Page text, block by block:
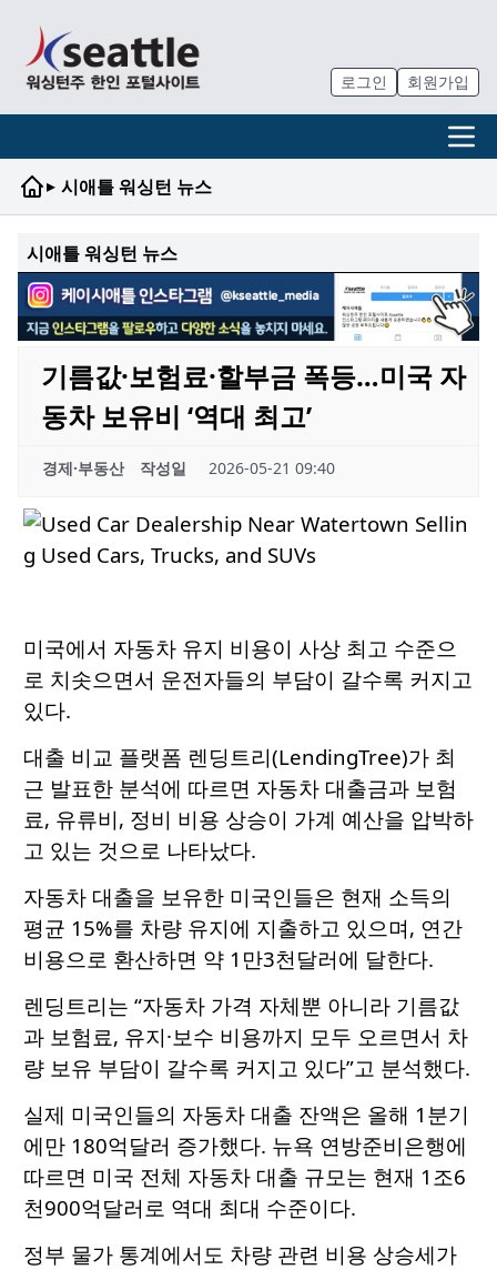
로그인 회원가입
▸ 시애틀 워싱턴 뉴스
시애틀 워싱턴 뉴스
기름값·보험료·할부금 폭등…미국 자
동차 보유비 ‘역대 최고’
경제·부동산 작성일 2026-05-21 09:40
미국에서 자동차 유지 비용이 사상 최고 수준으
로 치솟으면서 운전자들의 부담이 갈수록 커지고
있다.
대출 비교 플랫폼 렌딩트리(LendingTree)가 최
근 발표한 분석에 따르면 자동차 대출금과 보험
료, 유류비, 정비 비용 상승이 가계 예산을 압박하
고 있는 것으로 나타났다.
자동차 대출을 보유한 미국인들은 현재 소득의
평균 15%를 차량 유지에 지출하고 있으며, 연간
비용으로 환산하면 약 1만3천달러에 달한다.
렌딩트리는 “자동차 가격 자체뿐 아니라 기름값
과 보험료, 유지·보수 비용까지 모두 오르면서 차
량 보유 부담이 갈수록 커지고 있다”고 분석했다.
실제 미국인들의 자동차 대출 잔액은 올해 1분기
에만 180억달러 증가했다. 뉴욕 연방준비은행에
따르면 미국 전체 자동차 대출 규모는 현재 1조6
천900억달러로 역대 최대 수준이다.
정부 물가 통계에서도 차량 관련 비용 상승세가